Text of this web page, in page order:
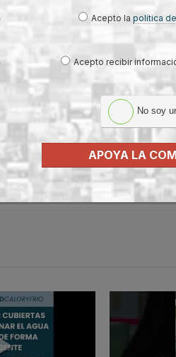
para garantizar el confort real.
Acepto lapolítica
Acepto recibir
No soy
APOYA LA